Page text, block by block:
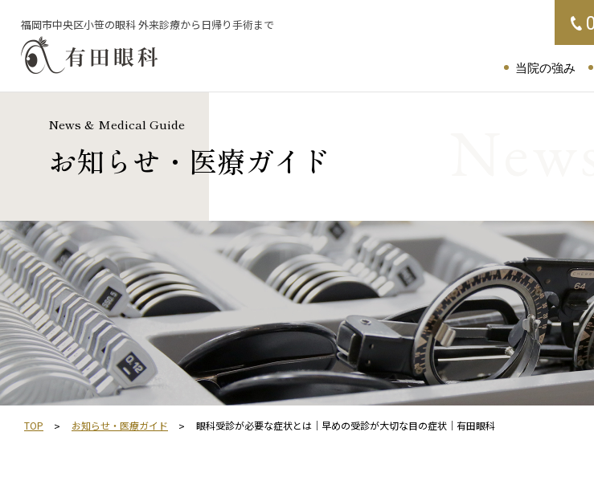
福岡市中央区小笹の眼科 外来診療から日帰り手術まで
当院の強み
News & Medical Guide
お知らせ・医療ガイド
TOP お知らせ・医療ガイド 眼科受診が必要な症状とは｜早めの受診が大切な目の症状｜有田眼科